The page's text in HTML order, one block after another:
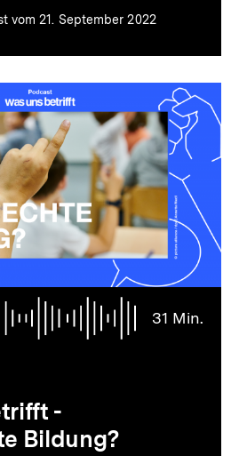
vom 21. September 2022
31 Min.
-
Bildung?